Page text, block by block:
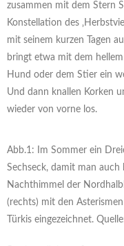
zusammen mit dem Stern
Konstellation des
mit seinem kurzen Tagen
bringt etwa mit dem
Hund oder dem Stier ein
Und dann knallen Korken
wieder von vorne los.
Abb.1: Im Sommer ein
Sechseck, damit man
Nachthimmel der
(rechts) mit den Asterismen
Türkis eingezeichnet.